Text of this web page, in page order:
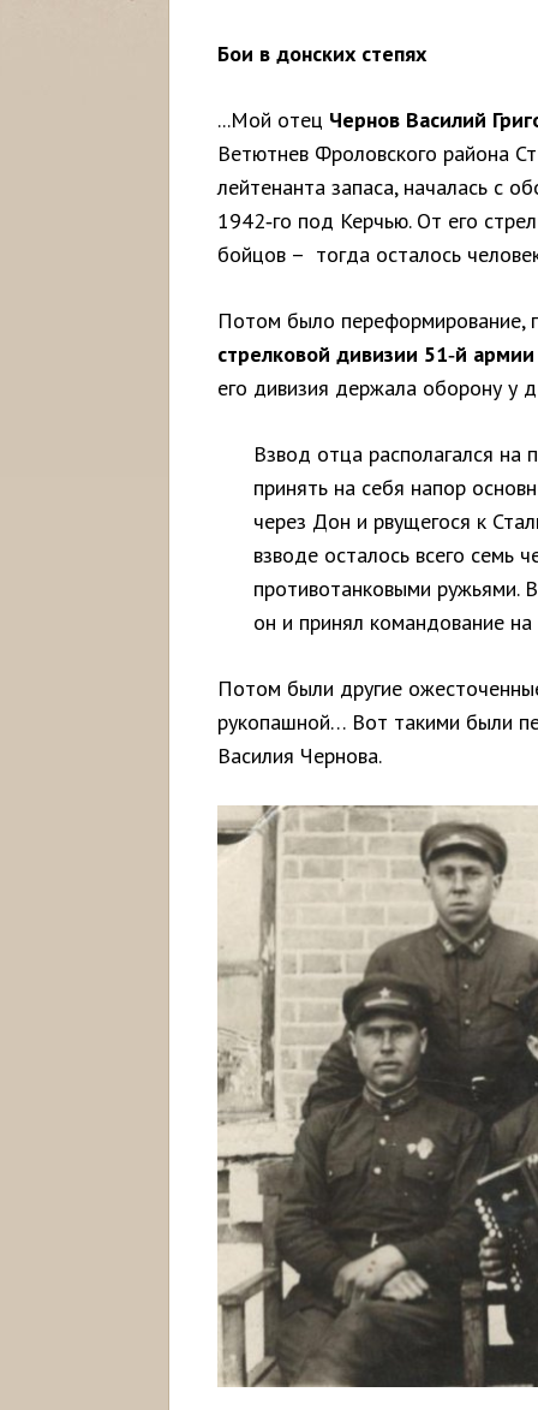
Бои в донских степях
...Мой отец Чернов Василий
Ветютнев Фроловского района
лейтенанта запаса, началась с
1942‑го под Керчью. От его
бойцов – тогда осталось
Потом было переформирование,
стрелковой дивизии 51‑й
его дивизия держала оборону у
Взвод отца располагался на
принять на себя напор
через Дон и рвущегося к
взводе осталось всего семь
противотанковыми ружьями.
он и принял командование на
Потом были другие
рукопашной… Вот такими были
Василия Чернова.